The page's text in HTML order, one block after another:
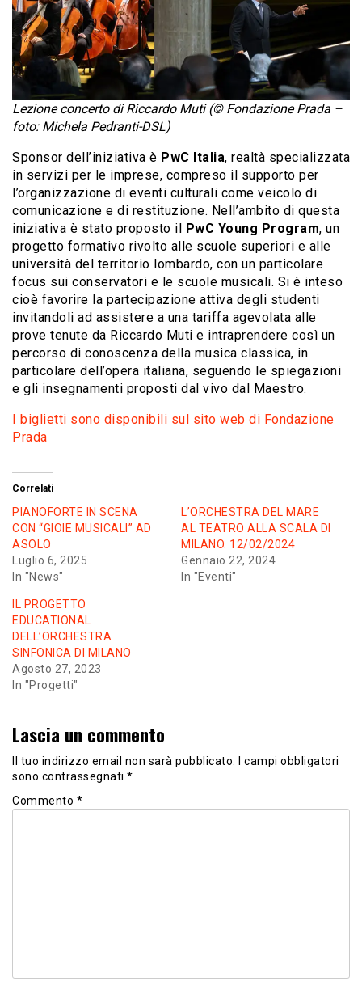
Lezione concerto di Riccardo Muti (© Fondazione Prada –
foto: Michela Pedranti-DSL)
Sponsor dell’iniziativa è PwC Italia, realtà specializzata
in servizi per le imprese, compreso il supporto per
l’organizzazione di eventi culturali come veicolo di
comunicazione e di restituzione. Nell’ambito di questa
iniziativa è stato proposto il PwC Young Program, un
progetto formativo rivolto alle scuole superiori e alle
università del territorio lombardo, con un particolare
focus sui conservatori e le scuole musicali. Si è inteso
cioè favorire la partecipazione attiva degli studenti
invitandoli ad assistere a una tariffa agevolata alle
prove tenute da Riccardo Muti e intraprendere così un
percorso di conoscenza della musica classica, in
particolare dell’opera italiana, seguendo le spiegazioni
e gli insegnamenti proposti dal vivo dal Maestro.
I biglietti sono disponibili sul sito web di Fondazione
Prada
Correlati
PIANOFORTE IN SCENA
CON “GIOIE MUSICALI” AD
ASOLO
Luglio 6, 2025
In "News"
L’ORCHESTRA DEL MARE
AL TEATRO ALLA SCALA DI
MILANO. 12/02/2024
Gennaio 22, 2024
In "Eventi"
IL PROGETTO
EDUCATIONAL
DELL’ORCHESTRA
SINFONICA DI MILANO
Agosto 27, 2023
In "Progetti"
Lascia un commento
Il tuo indirizzo email non sarà pubblicato.
I campi obbligatori
sono contrassegnati *
Commento *